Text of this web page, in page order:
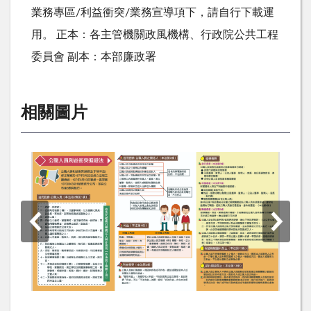
業務專區/利益衝突/業務宣導項下，請自行下載運
用。 正本：各主管機關政風機構、行政院公共工程
委員會 副本：本部廉政署
相關圖片